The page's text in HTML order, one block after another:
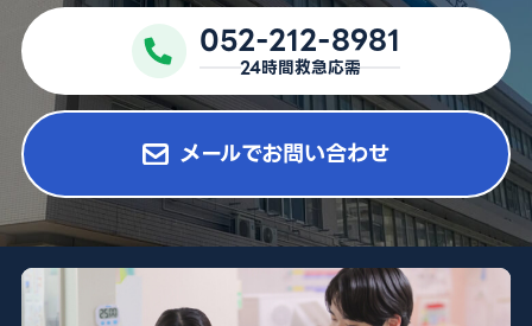
052-212-8981
24時間救急応需
For International Patients
052-212-8981
052-212-8981
24時間救急応需
メールでお問い合わせ